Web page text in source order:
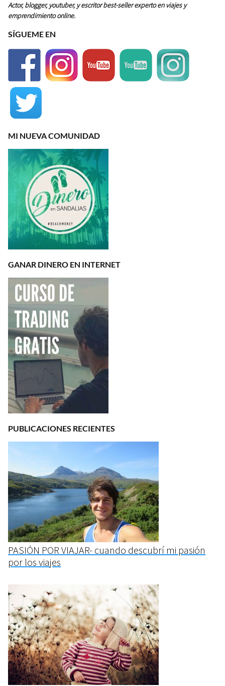
Actor, blogger, youtuber, y escritor best-seller experto en viajes y
emprendimiento online.
SÍGUEME EN
MI NUEVA COMUNIDAD
GANAR DINERO EN INTERNET
PUBLICACIONES RECIENTES
PASIÓN POR VIAJAR- cuando descubrí mi pasión
por los viajes